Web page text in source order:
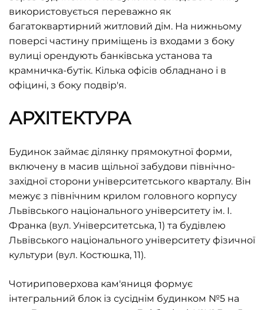
використовується переважно як
багатоквартирний житловий дім. На нижньому
поверсі частину приміщень із входами з боку
вулиці орендують банківська установа та
крамничка-бутік. Кілька офісів обладнано і в
офіцині, з боку подвір'я.
АРХІТЕКТУРА
Будинок займає ділянку прямокутної форми,
включену в масив щільної забудови північно-
західної сторони університетського кварталу. Він
межує з північним крилом головного корпусу
Львівського національного університету ім. І.
Франка (вул. Університетська, 1) та будівлею
Львівського національного університету фізичної
культури (вул. Костюшка, 11).
Чотириповерхова кам'яниця формує
інтегральний блок із сусіднім будинком №5 на